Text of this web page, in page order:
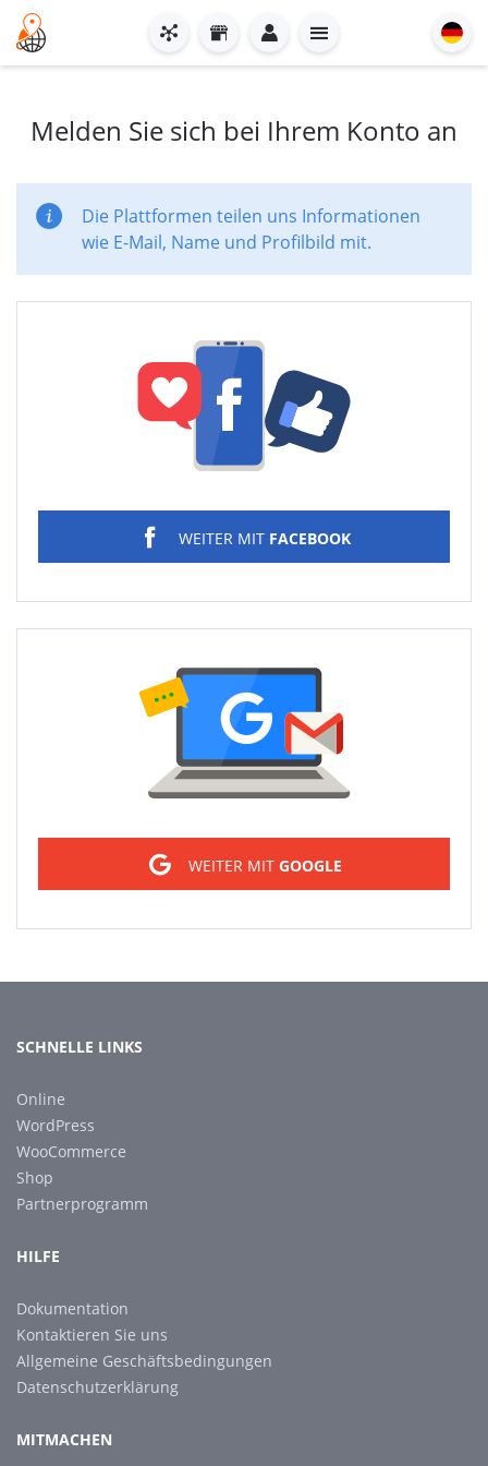
Melden Sie sich bei Ihrem Konto an
Die Plattformen teilen uns Informationen
wie E-Mail, Name und Profilbild mit.
WEITER MIT FACEBOOK
WEITER MIT GOOGLE
SCHNELLE LINKS
Online
WordPress
WooCommerce
Shop
Partnerprogramm
HILFE
Dokumentation
Kontaktieren Sie uns
Allgemeine Geschäftsbedingungen
Datenschutzerklärung
MITMACHEN